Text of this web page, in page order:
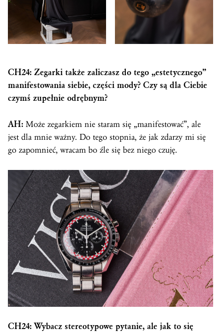
CH24: Zegarki także zaliczasz do tego „estetycznego”
manifestowania siebie, części mody? Czy są dla Ciebie
czymś zupełnie odrębnym?
AH: Może zegarkiem nie staram się „manifestować”, ale
jest dla mnie ważny. Do tego stopnia, że jak zdarzy mi się
go zapomnieć, wracam bo źle się bez niego czuję.
CH24: Wybacz stereotypowe pytanie, ale jak to się